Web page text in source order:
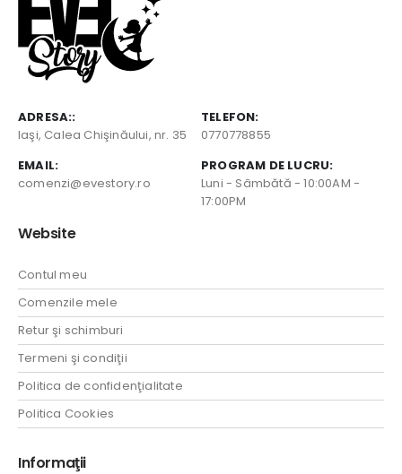
ADRESA::
Iaşi, Calea Chişinăului, nr. 35
TELEFON:
0770778855
EMAIL:
comenzi@evestory.ro
PROGRAM DE LUCRU:
Luni - Sâmbătă - 10:00AM -
17:00PM
Website
Contul meu
Comenzile mele
Retur şi schimburi
Termeni şi condiţii
Politica de confidenţialitate
Politica Cookies
Informaţii